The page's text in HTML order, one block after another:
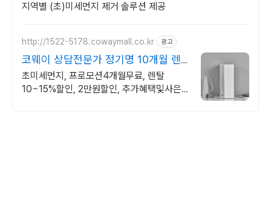
지역별 (초)미세먼지 제거 솔루션 제공
http://1522-5178.cowaymall.co.kr 광고
코웨이 상담전문가 정기명 10개월 렌
탈료 면제!
초미세먼지, 프로모션4개월무료, 렌탈
10~15%할인, 2만원할인, 추가혜택및사은